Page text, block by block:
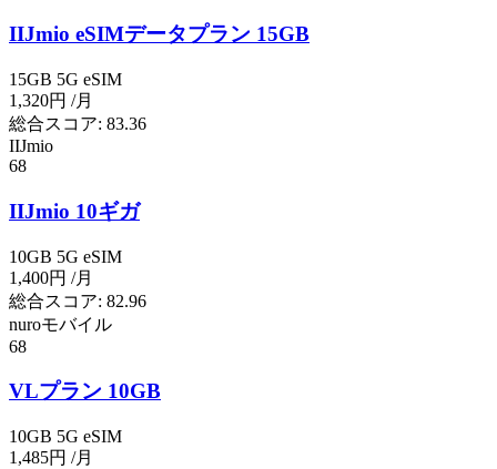
IIJmio eSIMデータプラン 15GB
15GB 5G eSIM
1,320円 /月
総合スコア: 83.36
IIJmio
68
IIJmio 10ギガ
10GB 5G eSIM
1,400円 /月
総合スコア: 82.96
nuroモバイル
68
VLプラン 10GB
10GB 5G eSIM
1,485円 /月